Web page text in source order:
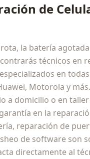
de
la batería
técnicos en
en
Motorola y
a domicilio o en
en la
reparación de
de software son
directamente al